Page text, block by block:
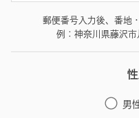
郵便番号入力後、番地
例：神奈川県藤沢
男